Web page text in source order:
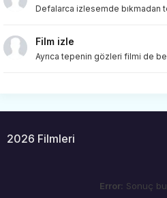
Defalarca izlesemde bıkmadan
Film izle
Ayrıca tepenin gözleri filmi de
2026 Filmleri
Error: Sonuç